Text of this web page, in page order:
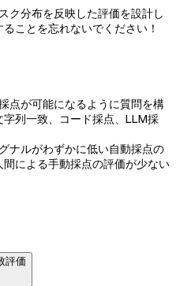
ク分布を反映した評価を設計し
ことを忘れないでください！
点が可能になるように質問を構
列一致、コード採点、LLM採
ナルがわずかに低い自動採点の
による手動採点の評価が少ない
評価